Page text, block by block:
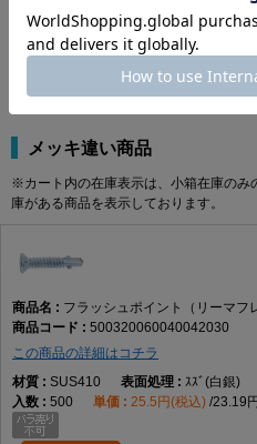
※カート内の在庫表示は、小箱在庫の
庫がある商品を表示しております。
該当する代替商
メッキ違い商品
※カート内の在庫表示は、小箱在庫の
庫がある商品を表示しております。
フラッシュポイント（リーマフ
500320060040042030
この商品の詳細はコチラ
SUS410
ｽｽﾞ(白銀)
500
25.5円(税込) 23.19